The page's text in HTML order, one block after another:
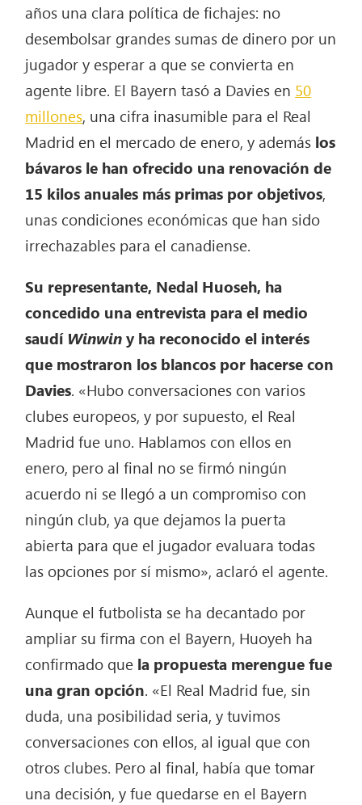
años una clara política de fichajes: no
desembolsar grandes sumas de dinero por un
jugador y esperar a que se convierta en
agente libre. El Bayern tasó a Davies en 50
millones, una cifra inasumible para el Real
Madrid en el mercado de enero, y además los
bávaros le han ofrecido una renovación de
15 kilos anuales más primas por objetivos,
unas condiciones económicas que han sido
irrechazables para el canadiense.
Su representante, Nedal Huoseh, ha
concedido una entrevista para el medio
saudíWinwin y ha reconocido el interés
que mostraron los blancos por hacerse con
Davies. «Hubo conversaciones con varios
clubes europeos, y por supuesto, el Real
Madrid fue uno. Hablamos con ellos en
enero, pero al final no se firmó ningún
acuerdo ni se llegó a un compromiso con
ningún club, ya que dejamos la puerta
abierta para que el jugador evaluara todas
las opciones por sí mismo», aclaró el agente.
Aunque el futbolista se ha decantado por
ampliar su firma con el Bayern, Huoyeh ha
confirmado que la propuesta merengue fue
una gran opción. «El Real Madrid fue, sin
duda, una posibilidad seria, y tuvimos
conversaciones con ellos, al igual que con
otros clubes. Pero al final, había que tomar
una decisión, y fue quedarse en el Bayern